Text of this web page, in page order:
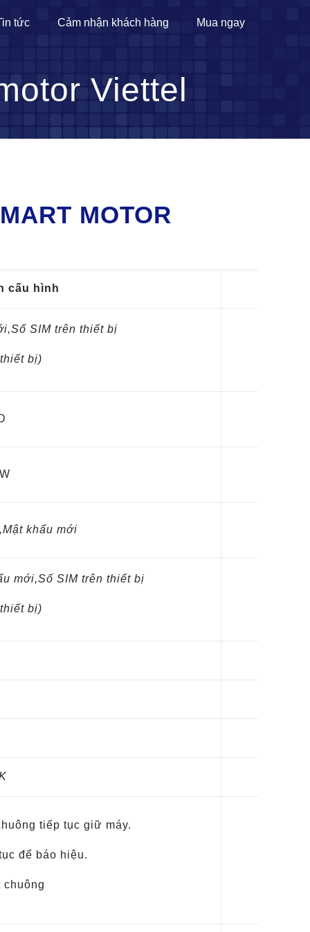
tức Cảm nhận khách hàng Mua ngay
Viettel
MOTOR
cấu hình
SIM trên thiết bị
bị)
khẩu mới
mới,Số SIM trên thiết bị
bị)
tiếp tục giữ máy.
để báo hiệu.
chuông